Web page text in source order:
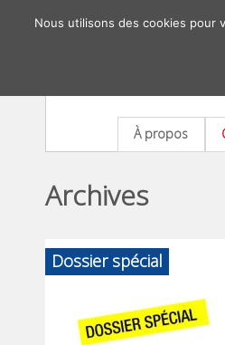
À propos
Archives
Dossier spécial
Nous utilisons des cookies pour